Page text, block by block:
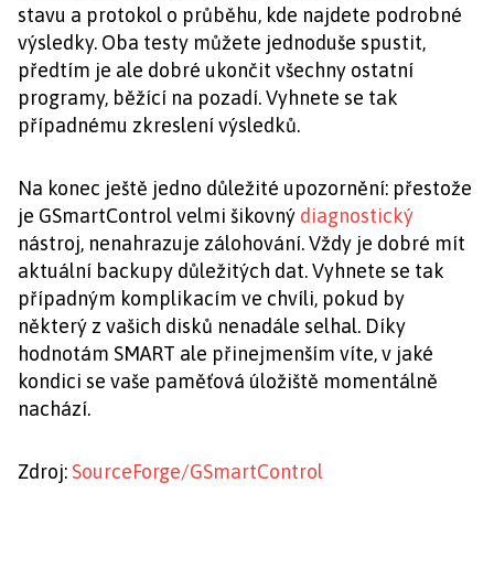
stavu a protokol o průběhu, kde najdete podrobné
výsledky. Oba testy můžete jednoduše spustit,
předtím je ale dobré ukončit všechny ostatní
programy, běžící na pozadí. Vyhnete se tak
případnému zkreslení výsledků.
Na konec ještě jedno důležité upozornění: přestože
je GSmartControl velmi šikovný diagnostický
nástroj, nenahrazuje zálohování. Vždy je dobré mít
aktuální backupy důležitých dat. Vyhnete se tak
případným komplikacím ve chvíli, pokud by
některý z vašich disků nenadále selhal. Díky
hodnotám SMART ale přinejmenším víte, v jaké
kondici se vaše paměťová úložiště momentálně
nachází.
Zdroj: SourceForge/GSmartControl